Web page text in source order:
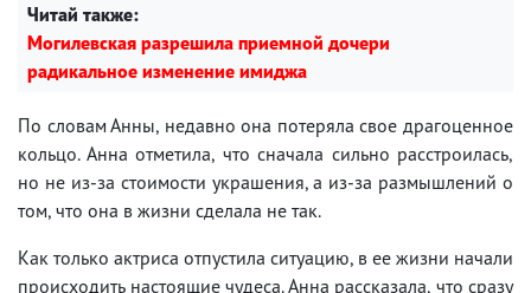
Читай также:
Могилевская разрешила приемной дочери
радикальное изменение имиджа
По словам Анны, недавно она потеряла свое драгоценное
кольцо. Анна отметила, что сначала сильно расстроилась,
но не из-за стоимости украшения, а из-за размышлений о
том, что она в жизни сделала не так.
Как только актриса отпустила ситуацию, в ее жизни начали
происходить настоящие чудеса. Анна рассказала, что сразу